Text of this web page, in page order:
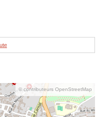
© contributeurs OpenStreetMap